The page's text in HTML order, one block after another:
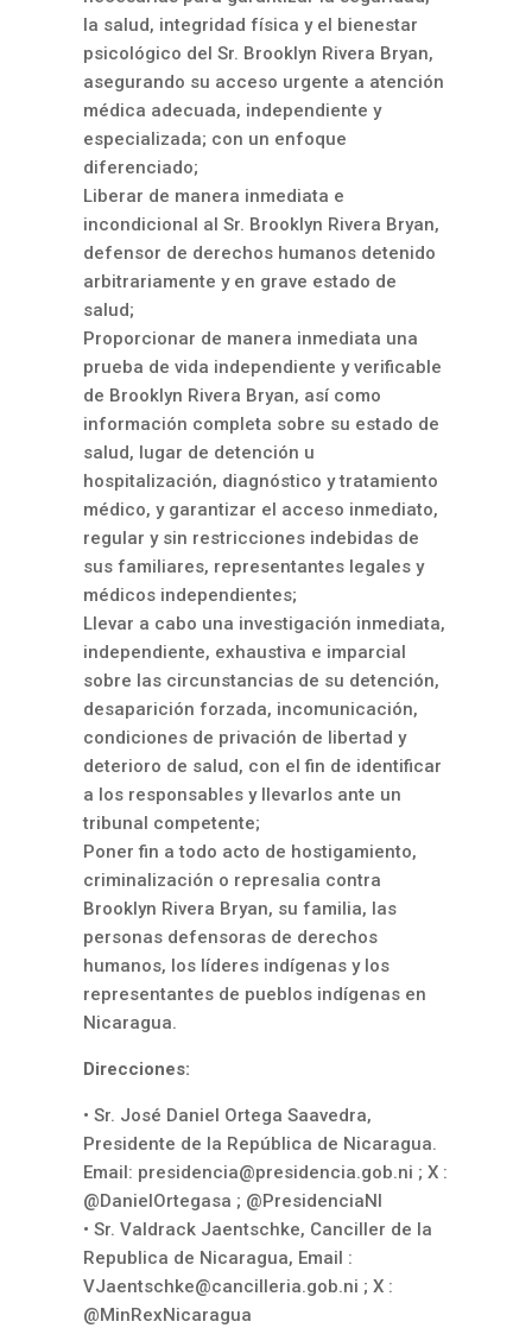
la salud, integridad física y el bienestar
psicológico del Sr. Brooklyn Rivera Bryan,
asegurando su acceso urgente a atención
médica adecuada, independiente y
especializada; con un enfoque
diferenciado;
Liberar de manera inmediata e
incondicional al Sr. Brooklyn Rivera Bryan,
defensor de derechos humanos detenido
arbitrariamente y en grave estado de
salud;
Proporcionar de manera inmediata una
prueba de vida independiente y verificable
de Brooklyn Rivera Bryan, así como
información completa sobre su estado de
salud, lugar de detención u
hospitalización, diagnóstico y tratamiento
médico, y garantizar el acceso inmediato,
regular y sin restricciones indebidas de
sus familiares, representantes legales y
médicos independientes;
Llevar a cabo una investigación inmediata,
independiente, exhaustiva e imparcial
sobre las circunstancias de su detención,
desaparición forzada, incomunicación,
condiciones de privación de libertad y
deterioro de salud, con el fin de identificar
a los responsables y llevarlos ante un
tribunal competente;
Poner fin a todo acto de hostigamiento,
criminalización o represalia contra
Brooklyn Rivera Bryan, su familia, las
personas defensoras de derechos
humanos, los líderes indígenas y los
representantes de pueblos indígenas en
Nicaragua.
Direcciones:
• Sr. José Daniel Ortega Saavedra,
Presidente de la República de Nicaragua.
Email: presidencia@presidencia.gob.ni ; X :
@DanielOrtegasa ; @PresidenciaNI
• Sr. Valdrack Jaentschke, Canciller de la
Republica de Nicaragua, Email :
VJaentschke@cancilleria.gob.ni ; X :
@MinRexNicaragua